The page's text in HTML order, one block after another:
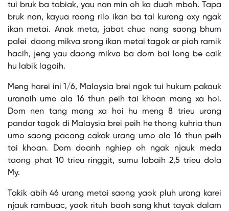
tui bruk ba tabiak, yau nan min oh ka duah mboh. Tapa
bruk nan, kayua raong rilo ikan ba tal kurang oxy ngak
ikan metai. Anak meta, jabat chuc nang saong bhum
palei daong mikva srong ikan metai tagok ar piah ramik
hacih, jeng yau daong mikva ba dom bai long be caik
hu labik lagaih.
Meng harei ini 1/6, Malaysia brei ngak tui hukum pakauk
uranaih umo ala 16 thun peih tai khoan mang xa hoi.
Dom nen tang mang xa hoi hu meng 8 trieu urang
pandar tagok di Malaysia brei peih he thong kuhria thun
umo saong pacang cakak urang umo ala 16 thun peih
tai khoan. Dom doanh nghiep oh ngak njauk meda
taong phat 10 trieu ringgit, sumu labaih 2,5 trieu dola
My.
Takik abih 46 urang metai saong yaok pluh urang karei
njauk rambuac, yaok rituh baoh sang khut tayak dalam